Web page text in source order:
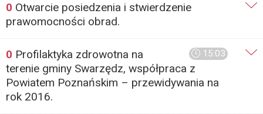
0 Otwarcie posiedzenia i stwierdzenie
prawomocności obrad.
15:03
0 Profilaktyka zdrowotna na
terenie gminy Swarzędz, współpraca z
Powiatem Poznańskim – przewidywania na
rok 2016.